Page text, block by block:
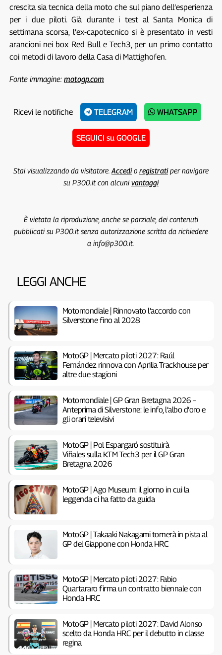
crescita sia tecnica della moto che sul piano dell’esperienza
per i due piloti. Già durante i test al Santa Monica di
settimana scorsa, l’ex-capotecnico si è presentato in vesti
arancioni nei box Red Bull e Tech3, per un primo contatto
coi metodi di lavoro della Casa di Mattighofen.
Fonte immagine: motogp.com
Ricevi le notifiche TELEGRAM WHATSAPP
SEGUICI su GOOGLE
Stai visualizzando da visitatore. Accedio registratiper navigare
su P300.it con alcunivantaggi
È vietata la riproduzione, anche se parziale, dei contenuti
pubblicati su P300.it senza autorizzazione scritta da richiedere
a info@p300.it.
LEGGI ANCHE
Motomondiale | Rinnovato l’accordo con
Silverstone fino al 2028
MotoGP | Mercato piloti 2027: Raúl
Fernández rinnova con Aprilia Trackhouse per
altre due stagioni
Motomondiale | GP Gran Bretagna 2026 –
Anteprima di Silverstone: le info, l’albo d’oro e
gli orari televisivi
MotoGP | Pol Espargaró sostituirà
Viñales sulla KTM Tech3 per il GP Gran
Bretagna 2026
MotoGP | Ago Museum: il giorno in cui la
leggenda ci ha fatto da guida
MotoGP | Takaaki Nakagami tornerà in pista al
GP del Giappone con Honda HRC
MotoGP | Mercato piloti 2027: Fabio
Quartararo firma un contratto biennale con
Honda HRC
MotoGP | Mercato piloti 2027: David Alonso
scelto da Honda HRC per il debutto in classe
regina